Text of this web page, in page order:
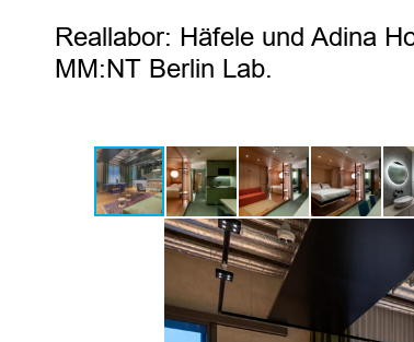
Reallabor: Häfele und Adina
MM:NT Berlin Lab.